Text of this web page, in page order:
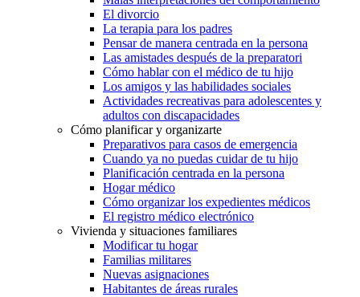
El divorcio
La terapia para los padres
Pensar de manera centrada en la persona
Las amistades después de la preparatori
Cómo hablar con el médico de tu hijo
Los amigos y las habilidades sociales
Actividades recreativas para adolescentes y
adultos con discapacidades
Cómo planificar y organizarte
Preparativos para casos de emergencia
Cuando ya no puedas cuidar de tu hijo
Planificación centrada en la persona
Hogar médico
Cómo organizar los expedientes médicos
El registro médico electrónico
Vivienda y situaciones familiares
Modificar tu hogar
Familias militares
Nuevas asignaciones
Habitantes de áreas rurales